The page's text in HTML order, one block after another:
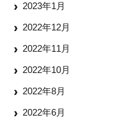
2023年1月
2022年12月
2022年11月
2022年10月
2022年8月
2022年6月